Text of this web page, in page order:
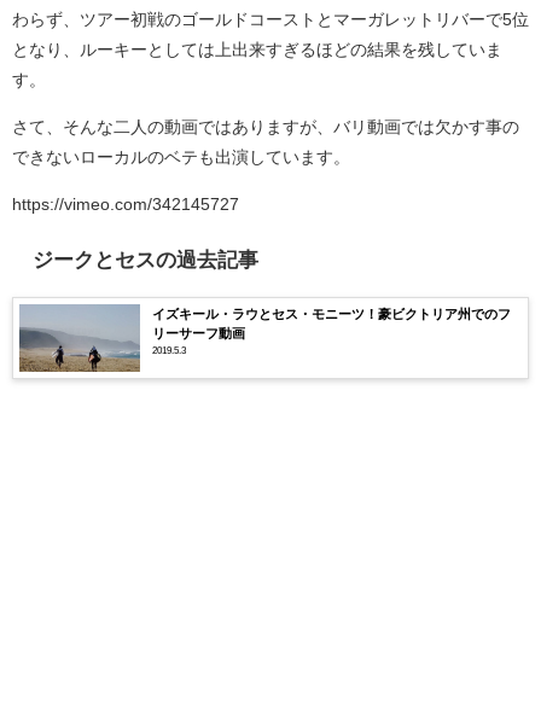
わらず、ツアー初戦のゴールドコーストとマーガレットリバーで5位
となり、ルーキーとしては上出来すぎるほどの結果を残していま
す。
さて、そんな二人の動画ではありますが、バリ動画では欠かす事の
できないローカルのベテも出演しています。
https://vimeo.com/342145727
ジークとセスの過去記事
イズキール・ラウとセス・モニーツ！豪ビクトリア州でのフ
リーサーフ動画
2019.5.3